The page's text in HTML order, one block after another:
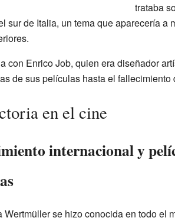
trataba
sur de Italia, un tema que aparecería a
con Enrico Job, quien era diseñador
de sus películas hasta el fallecimiento
en el cine
internacional y
Wertmüller se hizo conocida en todo el